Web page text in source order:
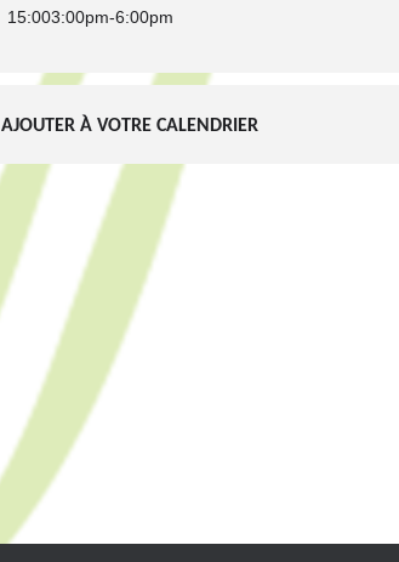
15:003:00pm-6:00pm
AJOUTER À VOTRE CALENDRIER